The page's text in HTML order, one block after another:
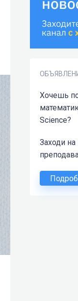
Хочешь
Science?
Заходи